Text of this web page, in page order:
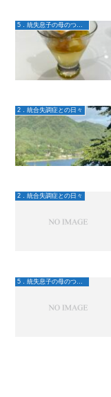
2．統合失調症との日々
2．統合失調症との日々